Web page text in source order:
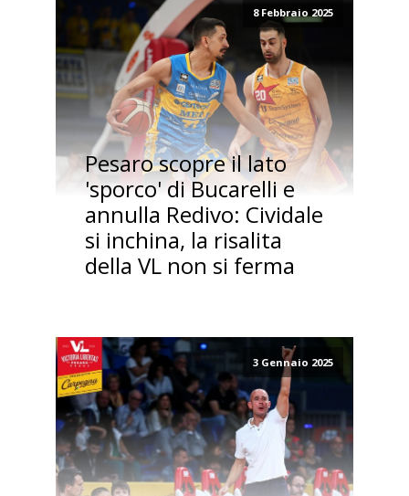
8 Febbraio 2025
Pesaro scopre il lato
'sporco' di Bucarelli e
annulla Redivo: Cividale
si inchina, la risalita
della VL non si ferma
3 Gennaio 2025